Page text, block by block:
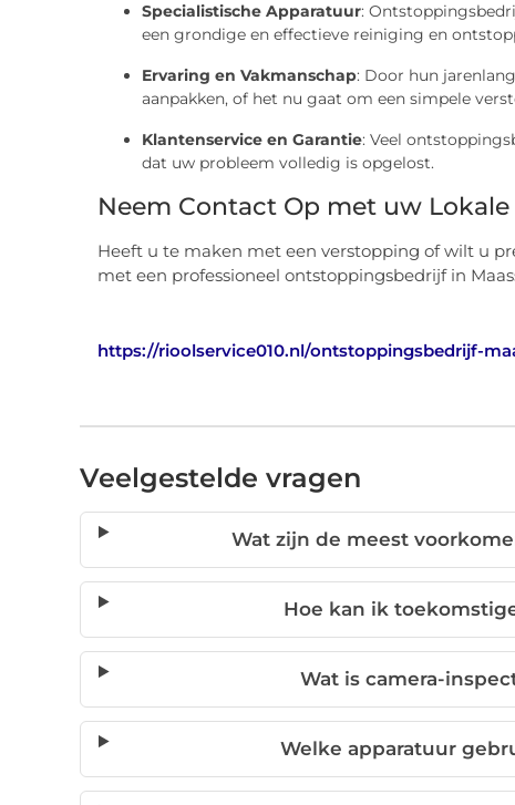
Specialistische Apparatuur:
een grondige en effectieve reiniging en
Ervaring en Vakmanschap: Door hun
aanpakken, of het nu gaat om een simpele
Klantenservice en Garantie: Veel
dat uw probleem volledig is opgelost.
Neem Contact Op met uw
Heeft u te maken met een verstopping of wilt u
met een professioneel ontstoppingsbedrijf in
https://rioolservice010.nl/ontstoppingsbedrijf-
Veelgestelde vragen
Wat zijn de meest
Hoe kan ik
Wat is camera-
Welke apparatuur